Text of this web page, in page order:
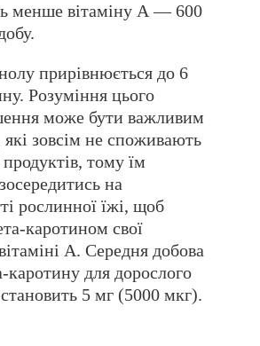
менше вітаміну А — 600
прирівнюється до 6
Розуміння цього
може бути важливим
зовсім не споживають
тому їм
на
рослинної їжі, щоб
каротином свої
А. Середня добова
каротину для дорослого
5 мг (5000 мкг).